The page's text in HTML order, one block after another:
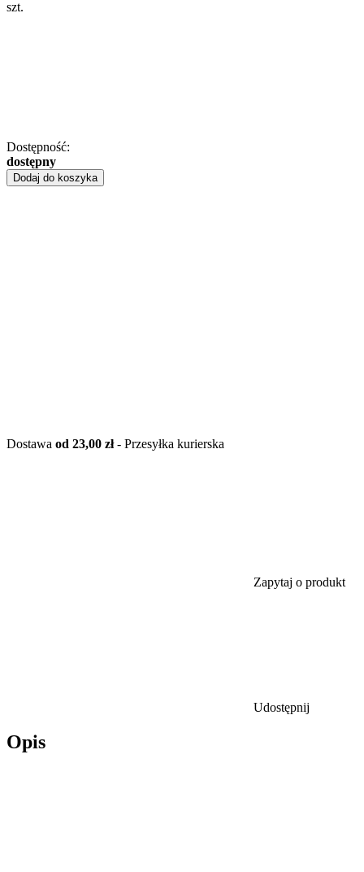
szt.
Dostępność:
dostępny
Dodaj do koszyka
Dostawa od 23,00 zł- Przesyłka kurierska
Zapytaj o produkt
Udostępnij
Opis